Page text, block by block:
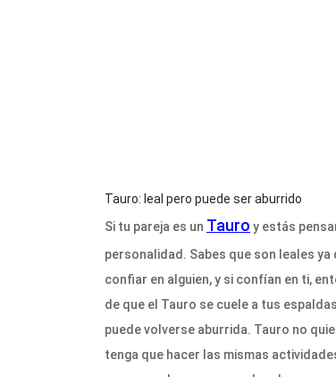
Tauro: leal pero puede ser aburrido
Si tu pareja es un Tauro y estás
personalidad. Sabes que son leales
confiar en alguien, y si confían en ti,
de que el Tauro se cuele a tus
puede volverse aburrida. Tauro no
tenga que hacer las mismas